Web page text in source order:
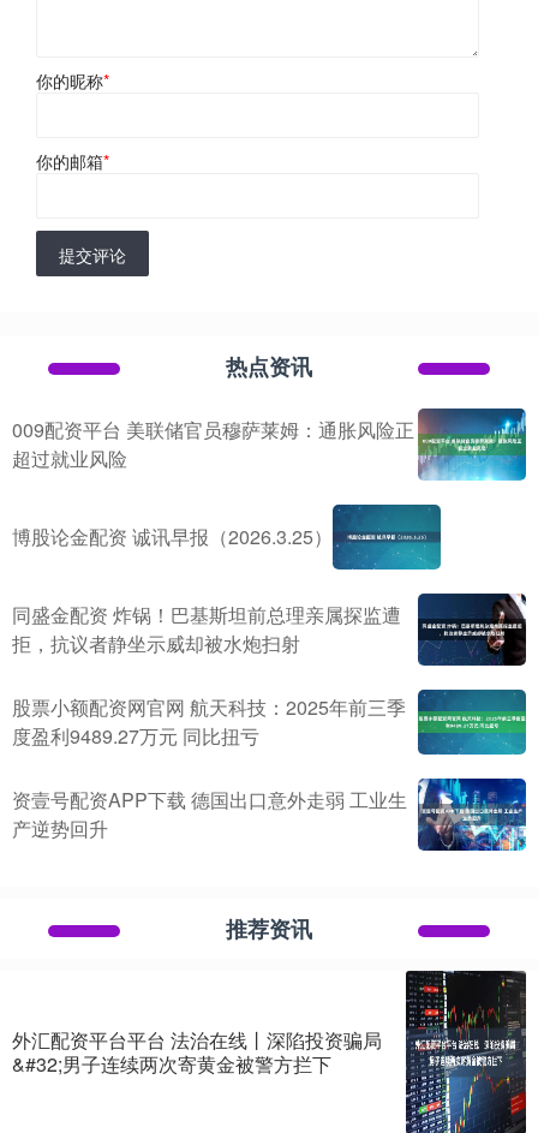
你的昵称*
你的邮箱*
提交评论
热点资讯
009配资平台 美联储官员穆萨莱姆：通胀风险正
超过就业风险
博股论金配资 诚讯早报（2026.3.25）
同盛金配资 炸锅！巴基斯坦前总理亲属探监遭
拒，抗议者静坐示威却被水炮扫射
股票小额配资网官网 航天科技：2025年前三季
度盈利9489.27万元 同比扭亏
资壹号配资APP下载 德国出口意外走弱 工业生
产逆势回升
推荐资讯
外汇配资平台平台 法治在线丨深陷投资骗局
&#32;男子连续两次寄黄金被警方拦下